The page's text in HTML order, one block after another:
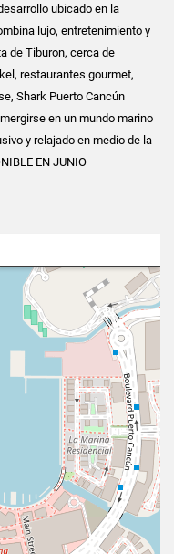
ubicado en la
lujo, entretenimiento y
de Tiburon, cerca de
restaurantes gourmet,
Shark Puerto Cancún
en un mundo marino
y relajado en medio de la
EN JUNIO